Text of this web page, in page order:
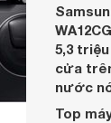
5,3
cửa
nước
Top